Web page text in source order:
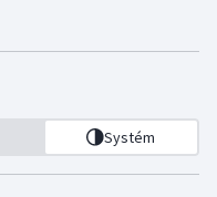
Systém